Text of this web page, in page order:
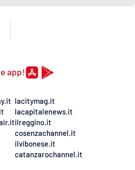
app!
lacitymag.it
lacapitalenews.it
ilreggino.it
cosenzachannel.it
ilvibonese.it
catanzarochannel.it